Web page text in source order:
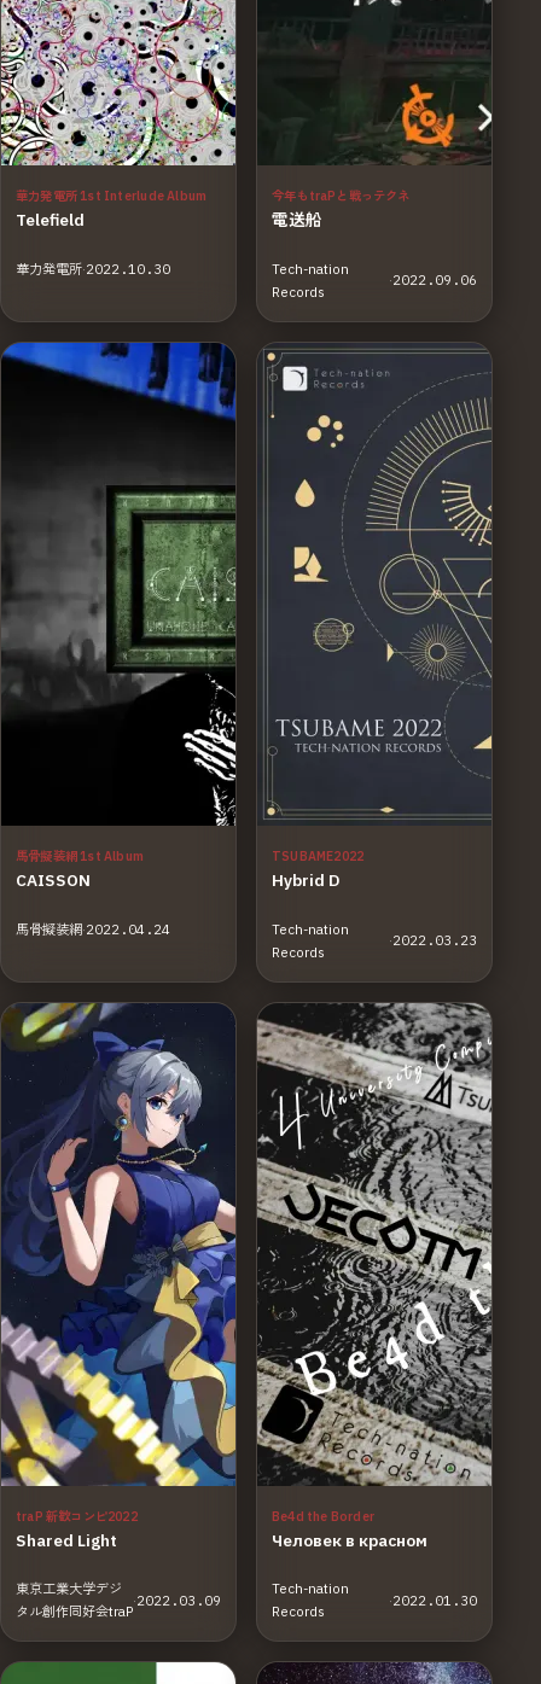
華力発電所 1st Interlude Album
Telefield
華力発電所·2022.10.30
今年もtraPと戦っテクネ
電送船
Tech-nation
Records
·2022.09.06
馬骨擬装網 1st Album
CAISSON
馬骨擬装網·2022.04.24
TSUBAME2022
Hybrid D
Tech-nation
Records
·2022.03.23
traP 新歓コンピ2022
Shared Light
東京工業大学デジ
タル創作同好会traP
·2022.03.09
Be4d the Border
Человек в красном
Tech-nation
Records
·2022.01.30